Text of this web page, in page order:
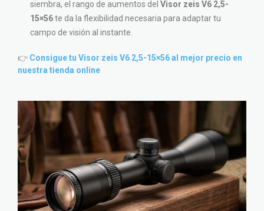
siembra, el rango de aumentos del Visor zeis V6 2,5-
15×56te da la flexibilidad necesaria para adaptar tu
campo de visión al instante.
👉 Consigue tu Visor zeis V6 2,5-15×56 al mejor precio en
nuestra tienda online